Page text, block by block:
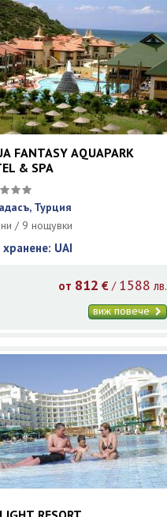
FANTASY AQUAPARK
& SPA
Турция
/ 9 нощувки
UAI
от 812 € / 1588 лв.
виж повече